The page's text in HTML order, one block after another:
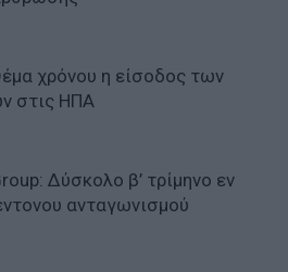
χρόνου η είσοδος των
στις ΗΠΑ
Δύσκολο β’ τρίμηνο εν
ανταγωνισμού